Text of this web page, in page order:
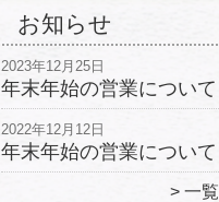
お知らせ
2023年12月25日
年末年始の営業について
2022年12月12日
年末年始の営業について
一覧